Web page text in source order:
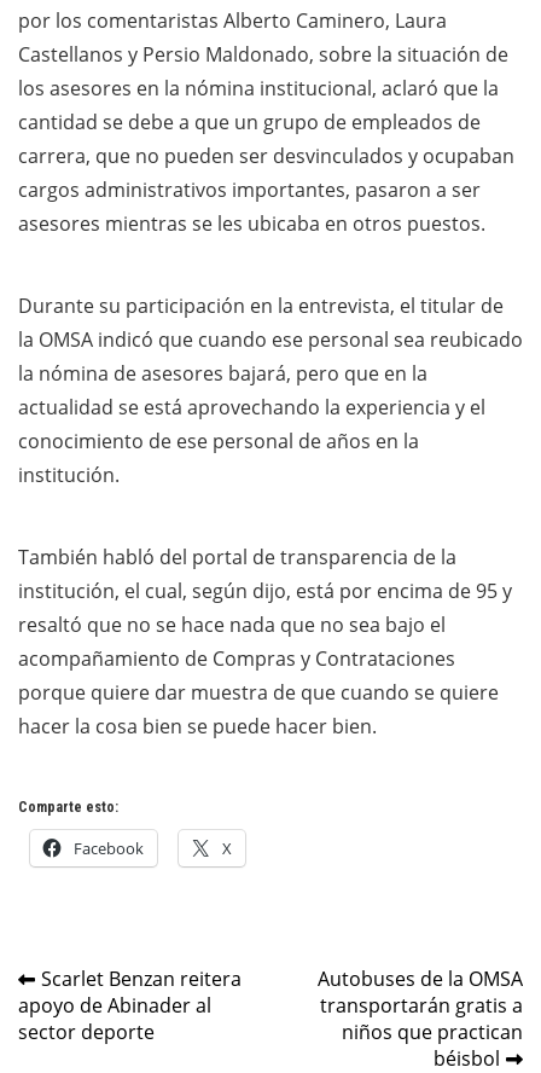
por los comentaristas Alberto Caminero, Laura
Castellanos y Persio Maldonado, sobre la situación de
los asesores en la nómina institucional, aclaró que la
cantidad se debe a que un grupo de empleados de
carrera, que no pueden ser desvinculados y ocupaban
cargos administrativos importantes, pasaron a ser
asesores mientras se les ubicaba en otros puestos.
Durante su participación en la entrevista, el titular de
la OMSA indicó que cuando ese personal sea reubicado
la nómina de asesores bajará, pero que en la
actualidad se está aprovechando la experiencia y el
conocimiento de ese personal de años en la
institución.
También habló del portal de transparencia de la
institución, el cual, según dijo, está por encima de 95 y
resaltó que no se hace nada que no sea bajo el
acompañamiento de Compras y Contrataciones
porque quiere dar muestra de que cuando se quiere
hacer la cosa bien se puede hacer bien.
Comparte esto:
Facebook X
Navegación
de
Scarlet Benzan reitera
apoyo de Abinader al
sector deporte
Autobuses de la OMSA
transportarán gratis a
niños que practican
béisbol